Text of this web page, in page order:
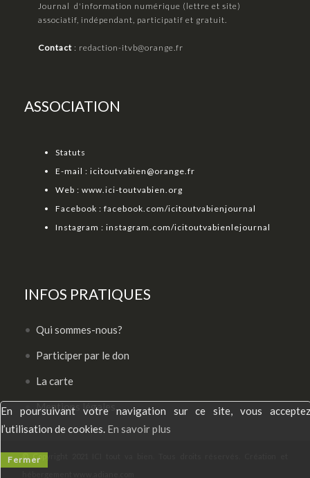
Journal d'information numérique (lettre et site)
associatif, indépendant, participatif et gratuit.
Contact : redaction-itvb@orange.fr
ASSOCIATION
Statuts
E-mail : icitoutvabien@orange.fr
Web : www.ici-toutvabien.org
Facebook : facebook.com/icitoutvabienjournal
Instagram : instagram.com/icitoutvabienlejournal
INFOS PRATIQUES
Qui sommes-nous?
Participer par le don
La carte
Mentions légales
© Copyright 2021 ICI tout va bien. Tous droits réservés. Création et
En poursuivant votre navigation sur ce site, vous acceptez
l’utilisation de cookies. En savoir plus
Fermer